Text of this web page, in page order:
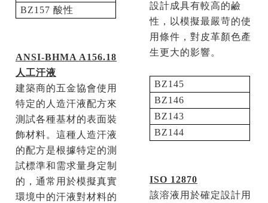
BZ157酸性
ANSI-BHMA A156.18
人工汗液
建築商的五金協會使用
特定的人造汗液配方來
測試各種基材的表面裝
飾材料。這種人造汗液
的配方是根據特定的測
試標準和需求量身定制
的，通常用於模擬真實
環境中的汗液對材料的
設計成具有較高的鹼
性，以模擬最嚴苛的使
用條件，對皮革顏色產
生更大的影響。
BZ145
BZ146
BZ143
BZ144
ISO 12870
該溶液用於確定設計用